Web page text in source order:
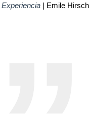
Experiencia | Emile Hirsch